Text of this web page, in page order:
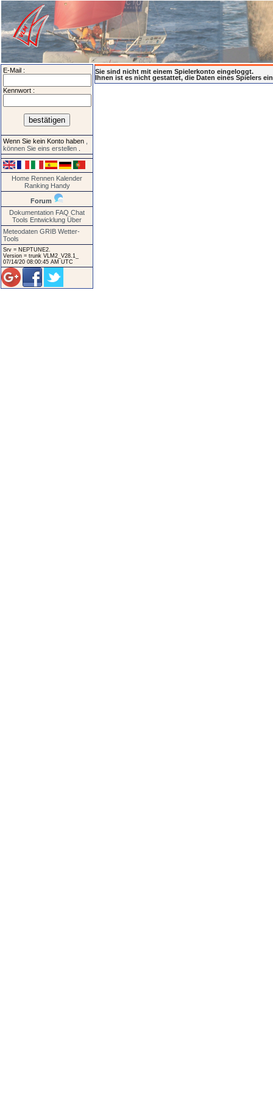
E-Mail :
Kennwort :
Wenn Sie kein Konto haben
können Sie eins erstellen
Home Rennen Kalender
Ranking Handy
Forum
Dokumentation FAQ Chat
Tools Entwicklung Über
Meteodaten GRIB Wetter-
Tools
Srv = NEPTUNE2.
Version = trunk VLM2_V28.1_
07/14/20 08:00:45 AM UTC
Sie sind nicht mit einem Spielerkonto eingeloggt.
Ihnen ist es nicht gestattet, die Daten eines Spielers